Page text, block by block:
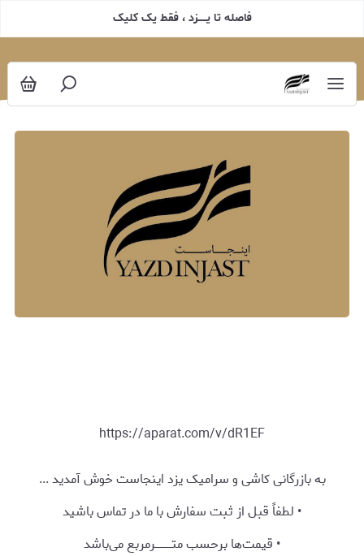
فاصله تا یـــــزد ، فقط یک کلیک
https://aparat.com/v/dR1EF
به بازرگانی کاشی و سرامیک یزد اینجاست خوش آمدید ...
• لطفاً قبل از ثبت سفارش با ما در تماس باشید
• قیمت‌ها برحسب متــــــــــرمربع می‌باشد